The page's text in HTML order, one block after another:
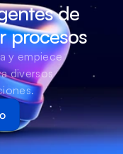
de
procesos
y empiece
diversos